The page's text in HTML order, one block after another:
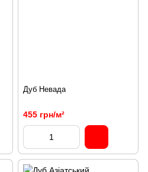
Дуб Невада
455 грн/м²